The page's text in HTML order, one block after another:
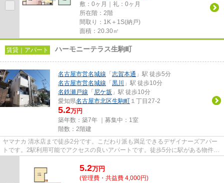
敷：0ヶ月｜礼：0ヶ月
所在階：2階
間取り：1K＋1S(納戸)
面積：20.30㎡
賃貸｜アパート ハーモニーテラス生駒町
名古屋市営名城線 「 志賀本通 」駅 徒歩5分
名古屋市営名城線 「 黒川
」駅 徒歩10分
名鉄瀬戸線 「 尼ケ坂 」駅 徒歩10分
愛知県名古屋市北区生駒町 １丁目27-2
5.2万円
築年数：築7年 ｜募集中： 1室
階数：2階建
ヤマナカ 清水店まで徒歩2分です。こだわり派も満足できるデザイナーズアパー
トです。2駅利用可能でアクセスの良いアパートです。徒歩5分に駅がある物件で
5.2万円
(管理費・共益費 4,000円)